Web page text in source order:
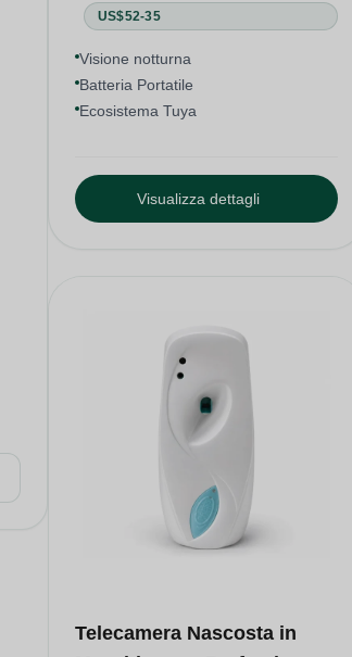
US$52-35
Visione notturna
Batteria Portatile
Ecosistema Tuya
Visualizza dettagli
Telecamera Nascosta in